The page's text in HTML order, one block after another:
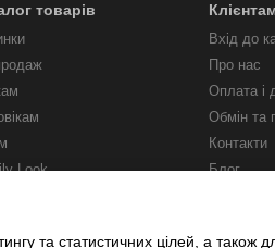
товарів
Look
Вхід до
Про нас
Оплата і
Обмін та
Контакти
Блог
та статистичних цілей, а також